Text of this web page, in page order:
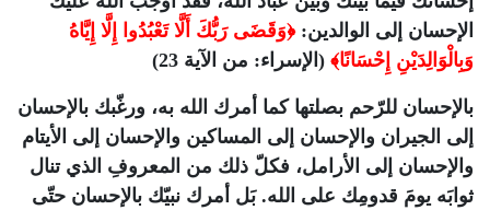
الإحسان إلى الوالدين:﴿وَقَضَى رَبُّكَ أَلَّا تَعْبُدُوا إِلَّا إِيَّاهُ
وَبِالْوَالِدَيْنِ إِحْسَانًا﴾ (الإسراء: من الآية 23)
بالإحسان للرّحم بصلتها كما أمرك الله به، ورغّبك بالإحسان
إلى الجيران والإحسان إلى المساكين والإحسان إلى الأيتام
والإحسان إلى الأرامل، فكلّ ذلك من المعروفِ الذي تنال
ثوابَه يومَ قدومِك على الله. بَل أمرك نبيّك بالإحسان حتّى